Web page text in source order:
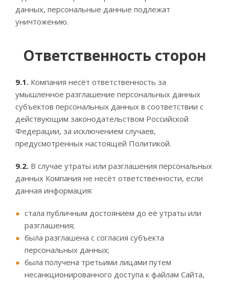
данных, персональные данные подлежат
уничтожению.
Ответственность сторон
9.1. Компания несёт ответственность за
умышленное разглашение персональных данных
субъектов персональных данных в соответствии с
действующим законодательством Российской
Федерации, за исключением случаев,
предусмотренных настоящей Политикой.
9.2. В случае утраты или разглашения персональных
данных Компания не несёт ответственности, если
данная информация:
стала публичным достоянием до её утраты или
разглашения;
была разглашена с согласия субъекта
персональных данных;
была получена третьими лицами путем
несанкционированного доступа к файлам Сайта,